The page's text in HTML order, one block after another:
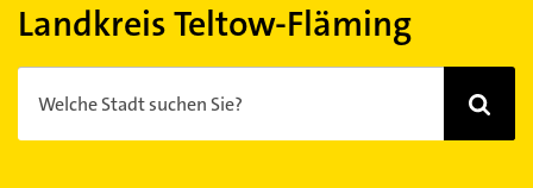
Landkreis Teltow-Fläming
Welche Stadt suchen Sie?